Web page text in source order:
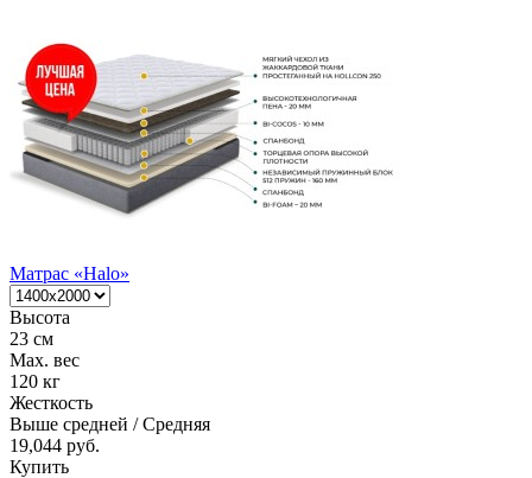
Матрас «Halo»
Высота
23 см
Max. вес
120 кг
Жесткость
Выше средней / Средняя
19,044 руб.
Купить